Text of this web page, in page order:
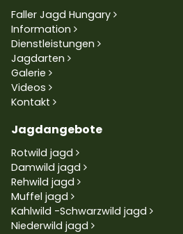
Faller Jagd Hungary
Information
Dienstleistungen
Jagdarten
Galerie
Videos
Kontakt
Jagdangebote
Rotwild jagd
Damwild jagd
Rehwild jagd
Muffel jagd
Kahlwild -Schwarzwild jagd
Niederwild jagd